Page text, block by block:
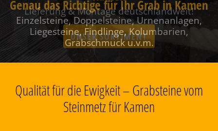
Genau das Richtige für Ihr Grab in Kamen
Einzelsteine, Doppelsteine, Urnenanlagen,
Liegesteine, Findlinge, Kolumbarien,
Grabschmuck u.v.m.
Qualität für die Ewigkeit – Grabsteine vom
Steinmetz für Kamen